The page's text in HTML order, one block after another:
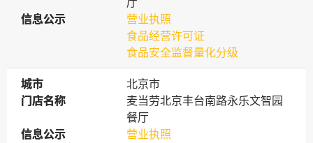
信息公示
信息公示
营业执照
食品经营许可证
食品安全监督量化分级
城市
城市
北京市
门店名称
门店名称
麦当劳北京丰台南路永乐文智园
餐厅
信息公示
信息公示
营业执照